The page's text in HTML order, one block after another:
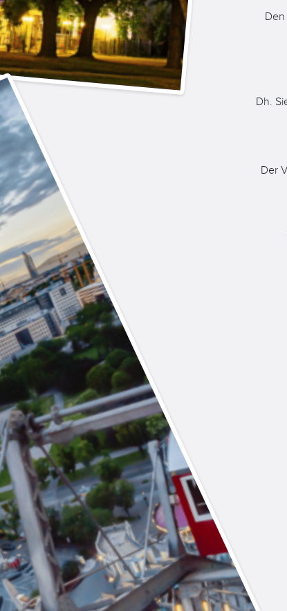
Dh.
Der